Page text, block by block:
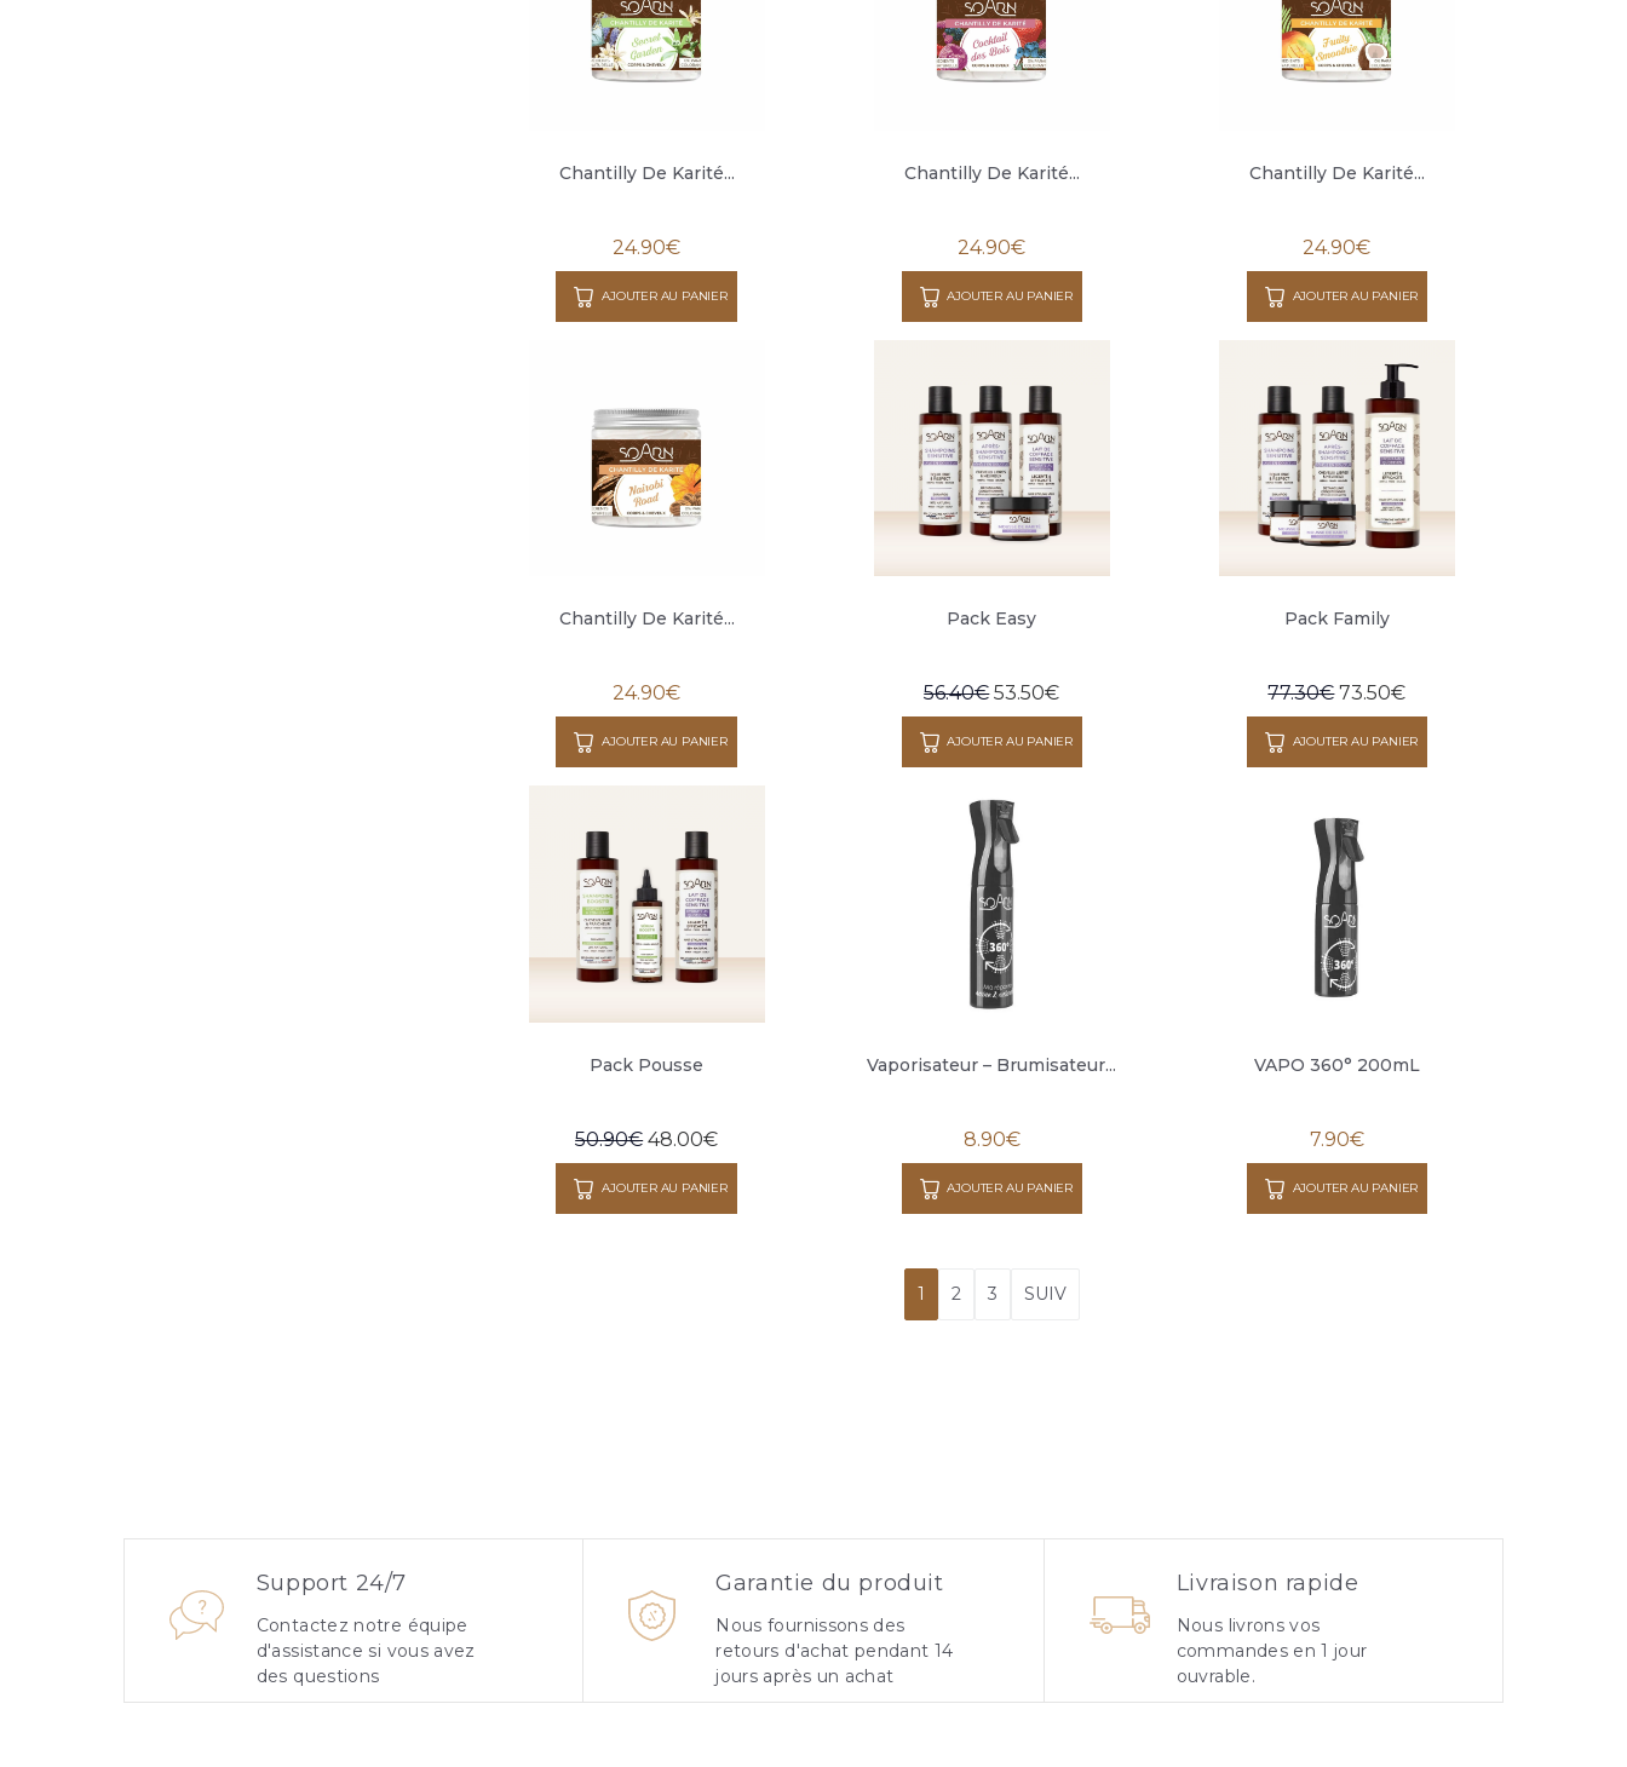
Chantilly De Karité...
24.90€
AJOUTER AU PANIER
Chantilly De Karité...
24.90€
AJOUTER AU PANIER
Chantilly De Karité...
24.90€
AJOUTER AU PANIER
Chantilly De Karité...
24.90€
AJOUTER AU PANIER
Pack Easy
56.40€ 53.50€
AJOUTER AU PANIER
Pack Family
77.30€ 73.50€
AJOUTER AU PANIER
Pack Pousse
50.90€ 48.00€
AJOUTER AU PANIER
Vaporisateur – Brumisateur...
8.90€
AJOUTER AU PANIER
VAPO 360° 200mL
7.90€
AJOUTER AU PANIER
1 2 3 SUIV
Support 24/7
Contactez notre équipe
d'assistance si vous avez
des questions
Garantie du produit
Nous fournissons des
retours d'achat pendant 14
jours après un achat
Livraison rapide
Nous livrons vos
commandes en 1 jour
ouvrable.